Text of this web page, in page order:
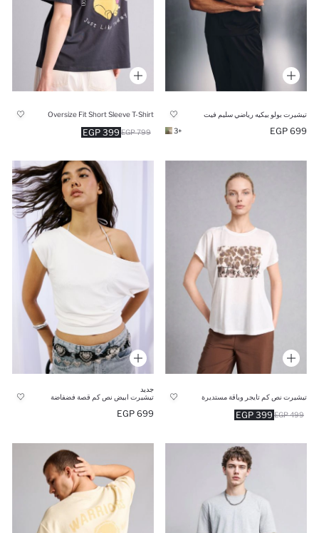
تيشيرت بولو بيكيه رياضي سليم فيت
699 EGP
+3
Oversize Fit Short Sleeve T-Shirt
399 EGP 799 EGP
تيشيرت نص كم تايجر وياقة مستديرة
399 EGP 499 EGP
جديد
تيشيرت ابيض نص كم قصة فضفاضة
699 EGP